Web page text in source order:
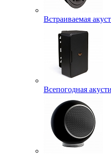
Встраиваемая
Всепогодная